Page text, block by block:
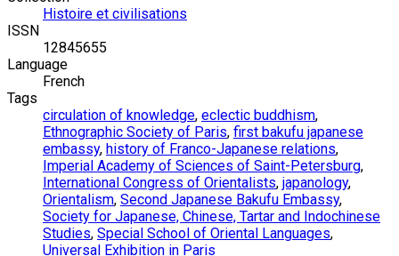
Histoire et civilisations
ISSN
12845655
Language
French
Tags
circulation of knowledge, eclectic buddhism,
Ethnographic Society of Paris, first bakufu japanese
embassy, history of Franco-Japanese relations,
Imperial Academy of Sciences of Saint-Petersburg,
International Congress of Orientalists, japanology,
Orientalism, Second Japanese Bakufu Embassy,
Society for Japanese, Chinese, Tartar and Indochinese
Studies, Special School of Oriental Languages,
Universal Exhibition in Paris